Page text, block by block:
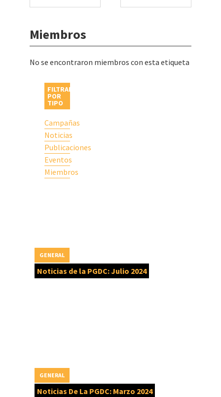
Miembros
No se encontraron miembros con esta etiqueta
FILTRAR
POR
TIPO
Campañas
Noticias
Publicaciones
Eventos
Miembros
Noticias de la PGDC: Julio 2024
GENERAL
Noticias De La PGDC: Marzo 2024
GENERAL